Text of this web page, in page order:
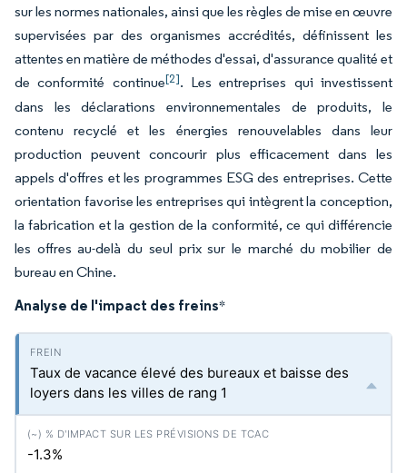
sur les normes nationales, ainsi que les règles de mise en œuvre
supervisées par des organismes accrédités, définissent les
attentes en matière de méthodes d'essai, d'assurance qualité et
de conformité continue[2]. Les entreprises qui investissent
dans les déclarations environnementales de produits, le
contenu recyclé et les énergies renouvelables dans leur
production peuvent concourir plus efficacement dans les
appels d'offres et les programmes ESG des entreprises. Cette
orientation favorise les entreprises qui intègrent la conception,
la fabrication et la gestion de la conformité, ce qui différencie
les offres au-delà du seul prix sur le marché du mobilier de
bureau en Chine.
Analyse de l'impact des freins*
Taux de vacance élevé des bureaux et baisse des
loyers dans les villes de rang 1
-1.3%